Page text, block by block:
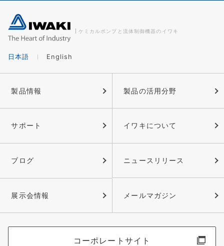
ケミカルポンプと流体制御機器のイワキ
日本語 English
製品情報 製品の活用分野
サポート イワキについて
ブログ ニュースリリース
展示会情報 メールマガジン
コーポレートサイト